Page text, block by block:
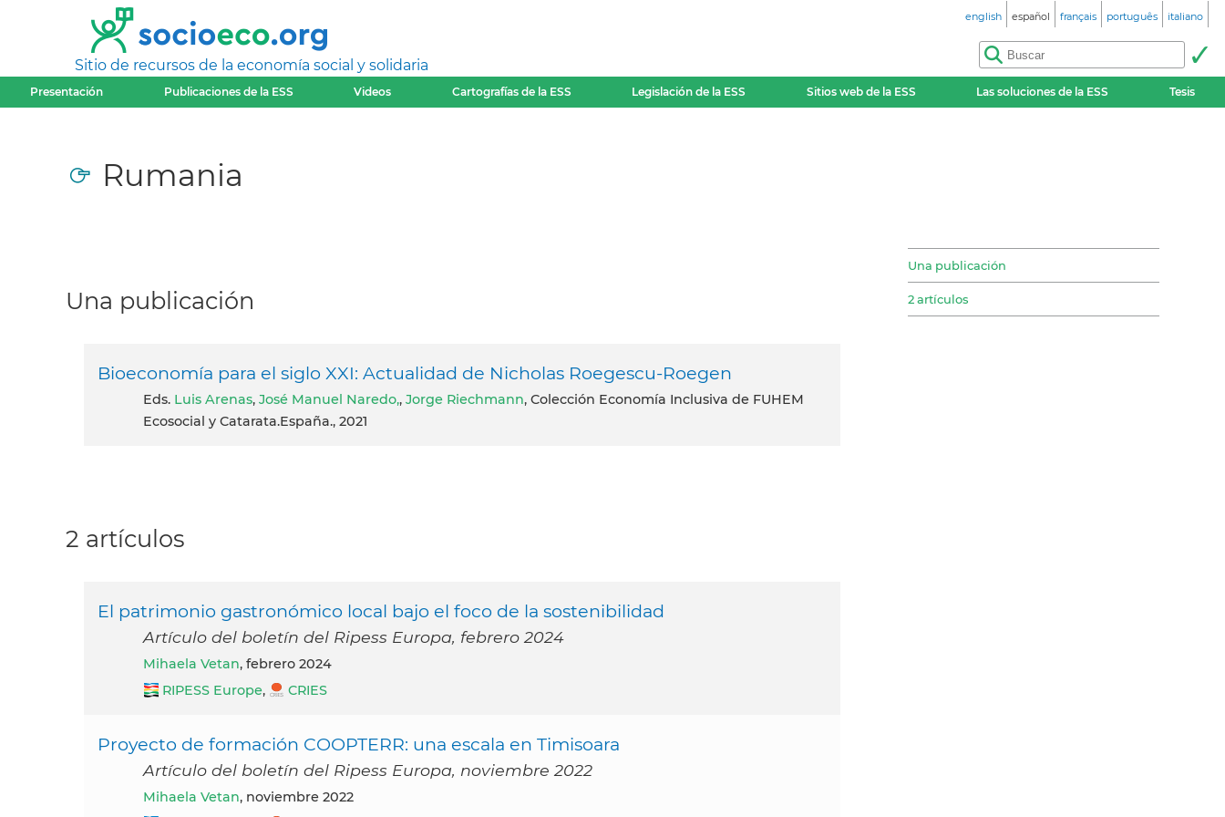
Sitio de recursos de la economía social y solidaria
english español français português italiano
Presentación Publicaciones de la ESS Videos Cartografías de la ESS Legislación de la ESS Sitios web de la ESS Las soluciones de la ESS Tesis
Rumania
Una publicación
2 artículos
Una publicación
Bioeconomía para el siglo XXI: Actualidad de Nicholas Roegescu-Roegen
Eds. Luis Arenas, José Manuel Naredo,, Jorge Riechmann, Colección Economía Inclusiva de FUHEM
Ecosocial y Catarata.España., 2021
2 artículos
El patrimonio gastronómico local bajo el foco de la sostenibilidad
Artículo del boletín del Ripess Europa, febrero 2024
Mihaela Vetan, febrero 2024
RIPESS Europe, CRIES
Proyecto de formación COOPTERR: una escala en Timisoara
Artículo del boletín del Ripess Europa, noviembre 2022
Mihaela Vetan, noviembre 2022